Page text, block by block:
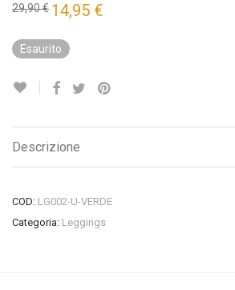
29,90€ Il
prezzo
era:
29,90 €.
14,95 €
Esaurito
Descrizione
COD: LG002-U-VERDE
Categoria: Leggings